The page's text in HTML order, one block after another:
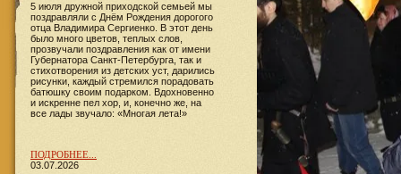
5 июля дружной приходской семьей мы
поздравляли с Днём Рождения дорогого
отца Владимира Сергиенко. В этот день
было много цветов, теплых слов,
прозвучали поздравления как от имени
Губернатора Санкт-Петербурга, так и
стихотворения из детских уст, дарились
рисунки, каждый стремился порадовать
батюшку своим подарком. Вдохновенно
и искренне пел хор, и, конечно же, на
все лады звучало: «Многая лета!»
ПОДРОБНЕЕ...
03.07.2026